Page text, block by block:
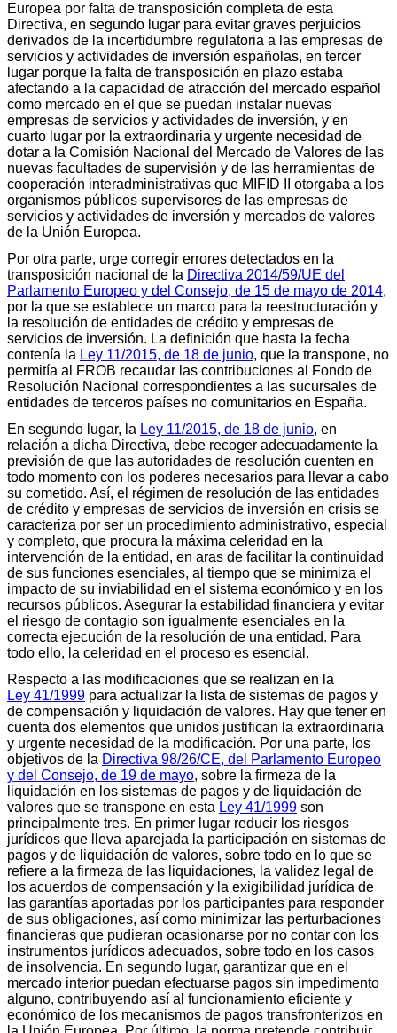
Europea por falta de transposición completa de esta
Directiva, en segundo lugar para evitar graves perjuicios
derivados de la incertidumbre regulatoria a las empresas de
servicios y actividades de inversión españolas, en tercer
lugar porque la falta de transposición en plazo estaba
afectando a la capacidad de atracción del mercado español
como mercado en el que se puedan instalar nuevas
empresas de servicios y actividades de inversión, y en
cuarto lugar por la extraordinaria y urgente necesidad de
dotar a la Comisión Nacional del Mercado de Valores de las
nuevas facultades de supervisión y de las herramientas de
cooperación interadministrativas que MIFID II otorgaba a los
organismos públicos supervisores de las empresas de
servicios y actividades de inversión y mercados de valores
de la Unión Europea.
Por otra parte, urge corregir errores detectados en la
transposición nacional de la Directiva 2014/59/UE del
Parlamento Europeo y del Consejo, de 15 de mayo de 2014,
por la que se establece un marco para la reestructuración y
la resolución de entidades de crédito y empresas de
servicios de inversión. La definición que hasta la fecha
contenía la Ley 11/2015, de 18 de junio, que la transpone, no
permitía al FROB recaudar las contribuciones al Fondo de
Resolución Nacional correspondientes a las sucursales de
entidades de terceros países no comunitarios en España.
En segundo lugar, la Ley 11/2015, de 18 de junio, en
relación a dicha Directiva, debe recoger adecuadamente la
previsión de que las autoridades de resolución cuenten en
todo momento con los poderes necesarios para llevar a cabo
su cometido. Así, el régimen de resolución de las entidades
de crédito y empresas de servicios de inversión en crisis se
caracteriza por ser un procedimiento administrativo, especial
y completo, que procura la máxima celeridad en la
intervención de la entidad, en aras de facilitar la continuidad
de sus funciones esenciales, al tiempo que se minimiza el
impacto de su inviabilidad en el sistema económico y en los
recursos públicos. Asegurar la estabilidad financiera y evitar
el riesgo de contagio son igualmente esenciales en la
correcta ejecución de la resolución de una entidad. Para
todo ello, la celeridad en el proceso es esencial.
Respecto a las modificaciones que se realizan en la
Ley 41/1999 para actualizar la lista de sistemas de pagos y
de compensación y liquidación de valores. Hay que tener en
cuenta dos elementos que unidos justifican la extraordinaria
y urgente necesidad de la modificación. Por una parte, los
objetivos de la Directiva 98/26/CE, del Parlamento Europeo
y del Consejo, de 19 de mayo, sobre la firmeza de la
liquidación en los sistemas de pagos y de liquidación de
valores que se transpone en esta Ley 41/1999 son
principalmente tres. En primer lugar reducir los riesgos
jurídicos que lleva aparejada la participación en sistemas de
pagos y de liquidación de valores, sobre todo en lo que se
refiere a la firmeza de las liquidaciones, la validez legal de
los acuerdos de compensación y la exigibilidad jurídica de
las garantías aportadas por los participantes para responder
de sus obligaciones, así como minimizar las perturbaciones
financieras que pudieran ocasionarse por no contar con los
instrumentos jurídicos adecuados, sobre todo en los casos
de insolvencia. En segundo lugar, garantizar que en el
mercado interior puedan efectuarse pagos sin impedimento
alguno, contribuyendo así al funcionamiento eficiente y
económico de los mecanismos de pagos transfronterizos en